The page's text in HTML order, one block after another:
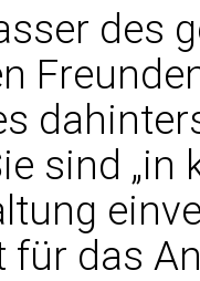
des
sind
das